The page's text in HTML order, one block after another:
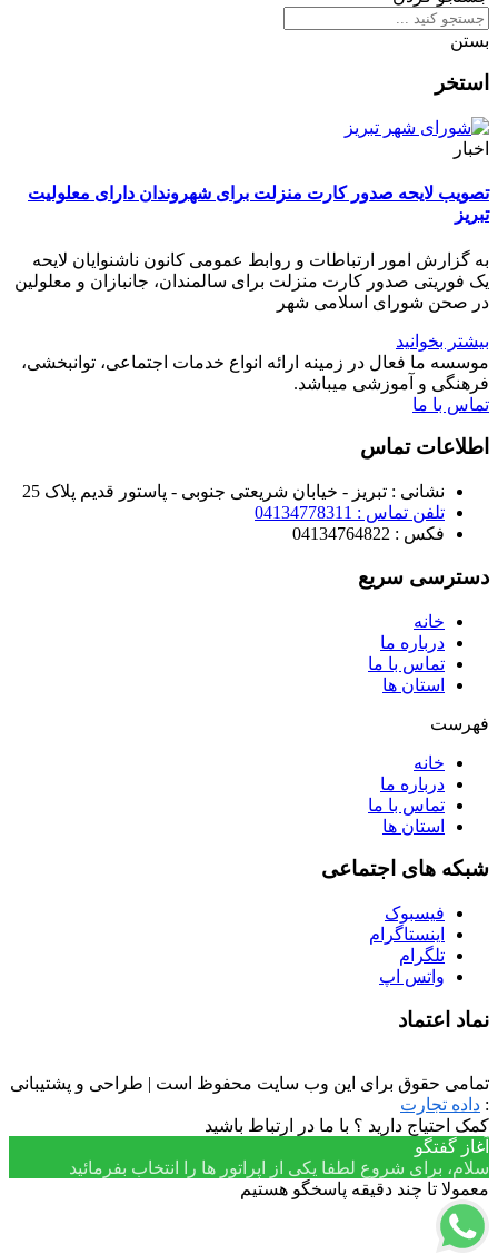
بستن
استخر
اخبار
تصویب لایحه صدور کارت منزلت برای شهروندان دارای معلولیت
تبریز
به گزارش امور ارتباطات و روابط عمومی کانون ناشنوایان لایحه
یک فوریتی صدور کارت منزلت برای سالمندان، جانبازان و معلولین
در صحن شورای اسلامی شهر
بیشتر بخوانید
موسسه ما فعال در زمینه ارائه انواع خدمات اجتماعی، توانبخشی،
فرهنگی و آموزشی میباشد.
تماس با ما
اطلاعات تماس
نشانی : تبریز - خیابان شریعتی جنوبی - پاستور قدیم پلاک 25
تلفن تماس : 04134778311
فکس : 04134764822
دسترسی سریع
خانه
درباره ما
تماس با ما
استان ها
فهرست
خانه
درباره ما
تماس با ما
استان ها
شبکه های اجتماعی
فیسبوک
اینستاگرام
تلگرام
واتس اپ
نماد اعتماد
تمامی حقوق برای این وب سایت محفوظ است | طراحی و پشتیبانی
: داده تجارت
کمک احتیاج دارید ؟ با ما در ارتباط باشید
آغاز گفتگو
سلام، برای شروع لطفا یکی از اپراتور ها را انتخاب بفرمائید
معمولا تا چند دقیقه پاسخگو هستیم